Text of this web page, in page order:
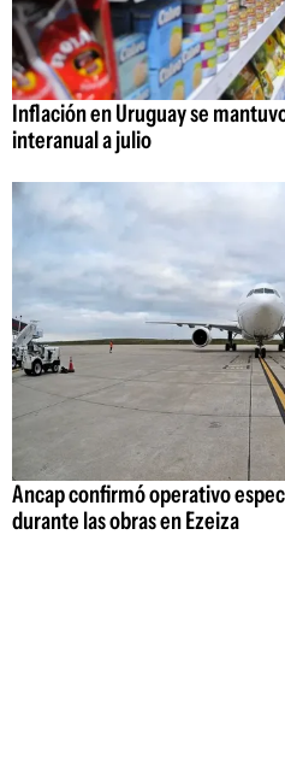
Inflación en Uruguay se
interanual a julio
Ancap confirmó operativo
durante las obras en Ezeiza